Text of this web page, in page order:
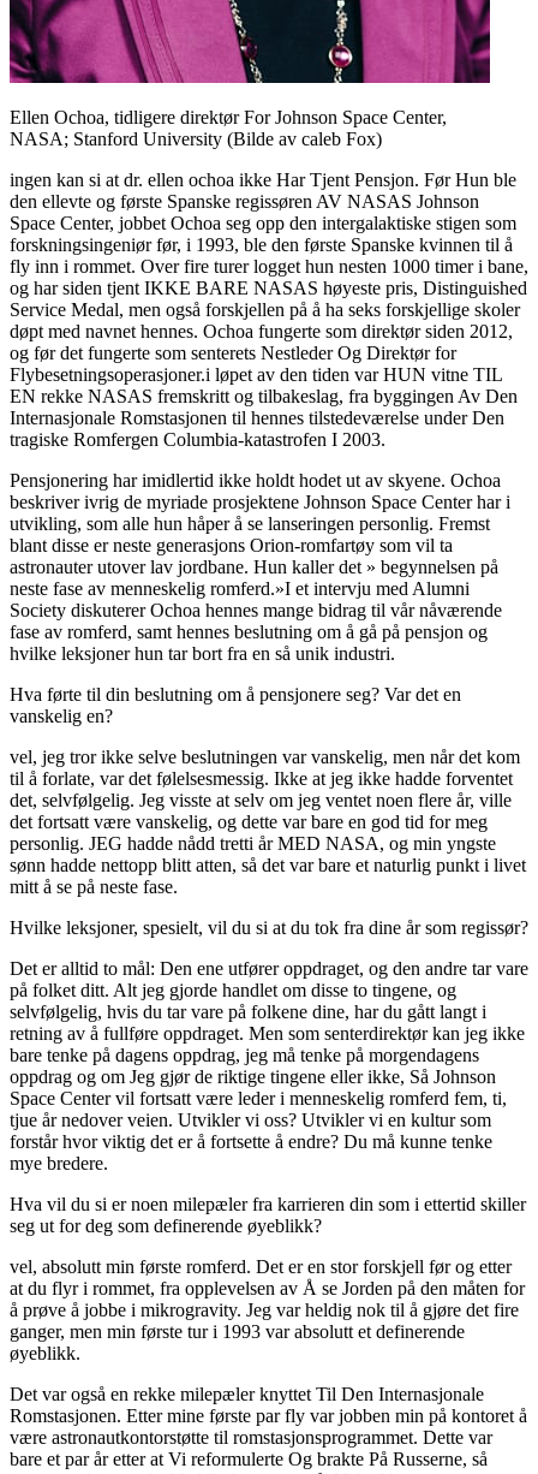
Ellen Ochoa, tidligere direktør For Johnson Space Center,
NASA; Stanford University (Bilde av caleb Fox)
ingen kan si at dr. ellen ochoa ikke Har Tjent Pensjon. Før Hun ble
den ellevte og første Spanske regissøren AV NASAS Johnson
Space Center, jobbet Ochoa seg opp den intergalaktiske stigen som
forskningsingeniør før, i 1993, ble den første Spanske kvinnen til å
fly inn i rommet. Over fire turer logget hun nesten 1000 timer i bane,
og har siden tjent IKKE BARE NASAS høyeste pris, Distinguished
Service Medal, men også forskjellen på å ha seks forskjellige skoler
døpt med navnet hennes. Ochoa fungerte som direktør siden 2012,
og før det fungerte som senterets Nestleder Og Direktør for
Flybesetningsoperasjoner.i løpet av den tiden var HUN vitne TIL
EN rekke NASAS fremskritt og tilbakeslag, fra byggingen Av Den
Internasjonale Romstasjonen til hennes tilstedeværelse under Den
tragiske Romfergen Columbia-katastrofen I 2003.
Pensjonering har imidlertid ikke holdt hodet ut av skyene. Ochoa
beskriver ivrig de myriade prosjektene Johnson Space Center har i
utvikling, som alle hun håper å se lanseringen personlig. Fremst
blant disse er neste generasjons Orion-romfartøy som vil ta
astronauter utover lav jordbane. Hun kaller det » begynnelsen på
neste fase av menneskelig romferd.»I et intervju med Alumni
Society diskuterer Ochoa hennes mange bidrag til vår nåværende
fase av romferd, samt hennes beslutning om å gå på pensjon og
hvilke leksjoner hun tar bort fra en så unik industri.
Hva førte til din beslutning om å pensjonere seg? Var det en
vanskelig en?
vel, jeg tror ikke selve beslutningen var vanskelig, men når det kom
til å forlate, var det følelsesmessig. Ikke at jeg ikke hadde forventet
det, selvfølgelig. Jeg visste at selv om jeg ventet noen flere år, ville
det fortsatt være vanskelig, og dette var bare en god tid for meg
personlig. JEG hadde nådd tretti år MED NASA, og min yngste
sønn hadde nettopp blitt atten, så det var bare et naturlig punkt i livet
mitt å se på neste fase.
Hvilke leksjoner, spesielt, vil du si at du tok fra dine år som regissør?
Det er alltid to mål: Den ene utfører oppdraget, og den andre tar vare
på folket ditt. Alt jeg gjorde handlet om disse to tingene, og
selvfølgelig, hvis du tar vare på folkene dine, har du gått langt i
retning av å fullføre oppdraget. Men som senterdirektør kan jeg ikke
bare tenke på dagens oppdrag, jeg må tenke på morgendagens
oppdrag og om Jeg gjør de riktige tingene eller ikke, Så Johnson
Space Center vil fortsatt være leder i menneskelig romferd fem, ti,
tjue år nedover veien. Utvikler vi oss? Utvikler vi en kultur som
forstår hvor viktig det er å fortsette å endre? Du må kunne tenke
mye bredere.
Hva vil du si er noen milepæler fra karrieren din som i ettertid skiller
seg ut for deg som definerende øyeblikk?
vel, absolutt min første romferd. Det er en stor forskjell før og etter
at du flyr i rommet, fra opplevelsen av Å se Jorden på den måten for
å prøve å jobbe i mikrogravity. Jeg var heldig nok til å gjøre det fire
ganger, men min første tur i 1993 var absolutt et definerende
øyeblikk.
Det var også en rekke milepæler knyttet Til Den Internasjonale
Romstasjonen. Etter mine første par fly var jobben min på kontoret å
være astronautkontorstøtte til romstasjonsprogrammet. Dette var
bare et par år etter at Vi reformulerte Og brakte På Russerne, så